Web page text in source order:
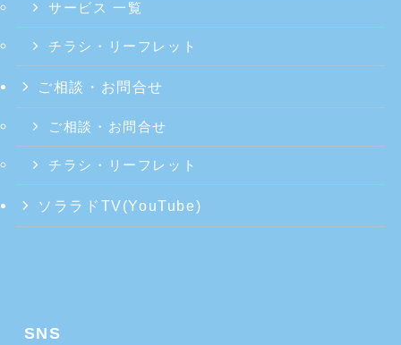
サービス 一覧
チラシ・リーフレット
ご相談・お問合せ
ご相談・お問合せ
チラシ・リーフレット
ソララドTV(YouTube)
SNS